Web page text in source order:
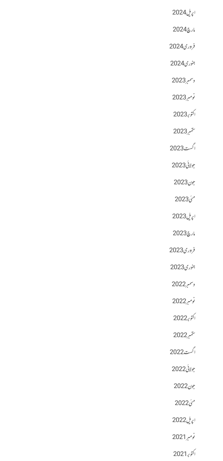
اپریل 2024
مارچ 2024
فروری 2024
جنوری 2024
دسمبر 2023
نومبر 2023
اکتوبر 2023
ستمبر 2023
اگست 2023
جولائی 2023
جون 2023
مئی 2023
اپریل 2023
مارچ 2023
فروری 2023
جنوری 2023
دسمبر 2022
نومبر 2022
اکتوبر 2022
ستمبر 2022
اگست 2022
جولائی 2022
جون 2022
مئی 2022
اپریل 2022
نومبر 2021
اکتوبر 2021